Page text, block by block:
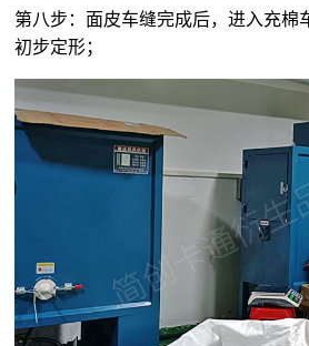
第八步：面皮车缝完成后，进入充棉
初步定形；